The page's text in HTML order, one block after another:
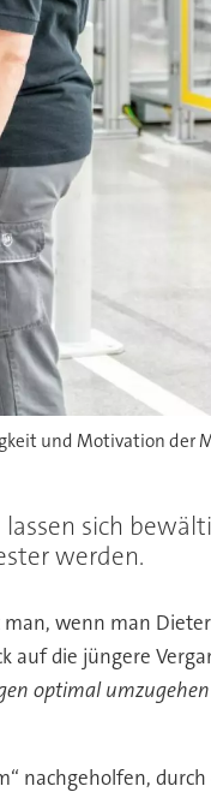
und Motivation
sich
werden.
wenn man
auf die jüngere
optimal
nachgeholfen,